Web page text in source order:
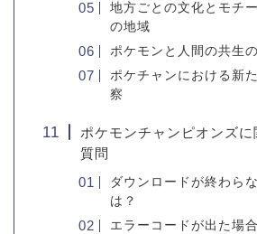
地方ごとの文化とモチ
の地域
ポケモンと人間の共生
ポケチャンにおける新
察
ポケモンチャンピオンズに
質問
ダウンロードが終わら
は？
エラーコードが出た場